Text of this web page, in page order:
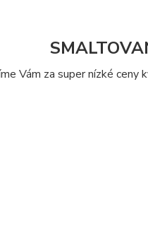
Vám za super nízké